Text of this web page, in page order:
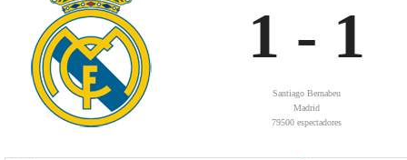
1 - 1
Santiago Bernabeu
Madrid
79500 espectadores